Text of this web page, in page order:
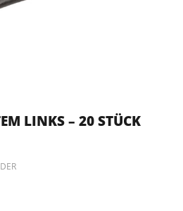
LINKS – 20 STÜCK